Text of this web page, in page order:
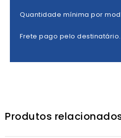
Quantidade mínima por
Frete pago pelo destinatário.
Produtos